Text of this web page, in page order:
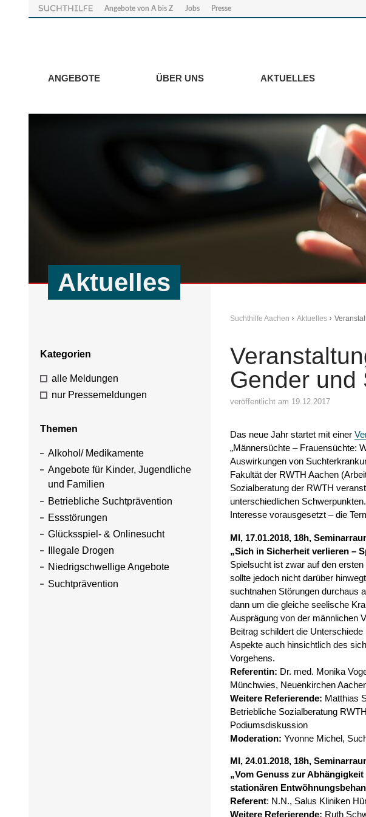
Angebote von A bis Z Jobs Presse
ANGEBOTE ÜBER UNS AKTUELLES
Aktuelles
Kategorien
alle Meldungen
nur Pressemeldungen
Themen
Alkohol/ Medikamente
Angebote für Kinder, Jugendliche
und Familien
Betriebliche Suchtprävention
Essstörungen
Glücksspiel- & Onlinesucht
Illegale Drogen
Niedrigschwellige Angebote
Suchtprävention
Suchthilfe Aachen Aktuelles
Gender und
veröffentlicht am 19.12.2017
Das neue Jahr startet mit einer
„Männersüchte – Frauensüchte:
Auswirkungen von
Fakultät der RWTH Aachen
Sozialberatung der RWTH
unterschiedlichen
Interesse vorausgesetzt – die
MI, 17.01.2018, 18h,
„Sich in Sicherheit verlieren –
Spielsucht ist zwar auf den
sollte jedoch nicht darüber
suchtnahen Störungen durchaus
dann um die gleiche seelische
Ausprägung von der männlichen
Beitrag schildert die
Aspekte auch hinsichtlich des
Vorgehens.
Referentin: Dr. med. Monika
Münchwies, Neuenkirchen
Weitere Referierende: Matthias
Betriebliche Sozialberatung
Podiumsdiskussion
Moderation: Yvonne Michel,
MI, 24.01.2018, 18h,
„Vom Genuss zur
stationären
Referent: N.N., Salus Kliniken
Weitere Referierende: Ruth